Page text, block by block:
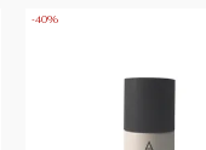
-40%